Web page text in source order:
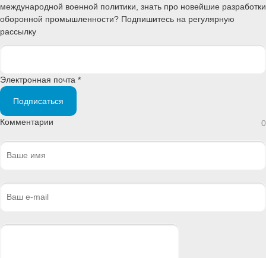
международной военной политики, знать про новейшие разработки
оборонной промышленности? Подпишитесь на регулярную
рассылку
Электронная почта *
Подписаться
Комментарии 0